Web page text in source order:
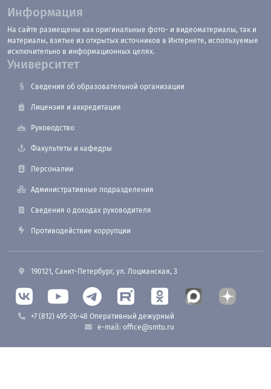
Информация
На сайте размещены как оригинальные фото- и видеоматериалы, так и
материалы, взятые из открытых источников в Интернете, используемые
исключительно в информационных целях.
Университет
Сведения об образовательной организации
Лицензия и аккредитация
Руководство
Факультеты и кафедры
Персоналии
Административные подразделения
Сведения о доходах руководителя
Противодействие коррупции
190121, Санкт-Петербург, ул. Лоцманская, 3
+7 (812) 495-26-48 Оперативный дежурный
e-mail: office@smtu.ru